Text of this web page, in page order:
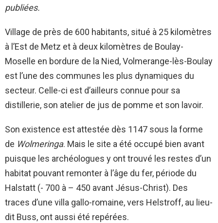
publiées.
Village de près de 600 habitants, situé à 25 kilomètres
à l’Est de Metz et à deux kilomètres de Boulay-
Moselle en bordure de la Nied, Volmerange-lès-Boulay
est l’une des communes les plus dynamiques du
secteur. Celle-ci est d’ailleurs connue pour sa
distillerie, son atelier de jus de pomme et son lavoir.
Son existence est attestée dès 1147 sous la forme
de Wolmeringa. Mais le site a été occupé bien avant
puisque les archéologues y ont trouvé les restes d’un
habitat pouvant remonter à l’âge du fer, période du
Halstatt (- 700 à – 450 avant Jésus-Christ). Des
traces d’une villa gallo-romaine, vers Helstroff, au lieu-
dit Buss, ont aussi été repérées.